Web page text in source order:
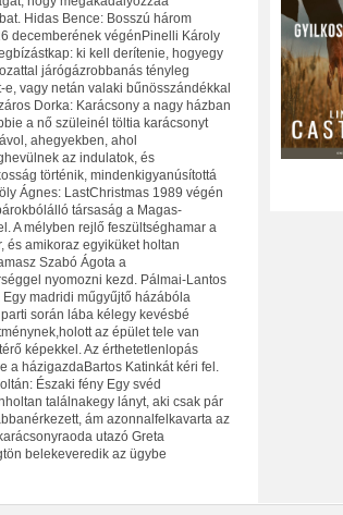
Hidas Bence: Bosszú három
decemberének végénPinelli Károly
ki kell derítenie, hogyegy
járógázrobbanás tényleg
e, vagy netán valaki bűnösszándékkal
Dorka: Karácsony a nagy házban
a nő szüleinél töltia karácsonyt
ahegyekben, ahol
az indulatok, és
történik, mindenkigyanúsítottá
Ágnes: LastChristmas 1989 végén
társaság a Magas-
A mélyben rejlő feszültséghamar a
és amikoraz egyiküket holtan
Szabó Ágota a
nyomozni kezd. Pálmai-Lantos
Egy madridi műgyűjtő házábóla
során lába kélegy kevésbé
az épület tele van
képekkel. Az érthetetlenlopás
a házigazdaBartos Katinkát kéri fel.
Északi fény Egy svéd
találnakegy lányt, aki csak pár
ám azonnalfelkavarta az
utazó Greta
belekeveredik az ügybe